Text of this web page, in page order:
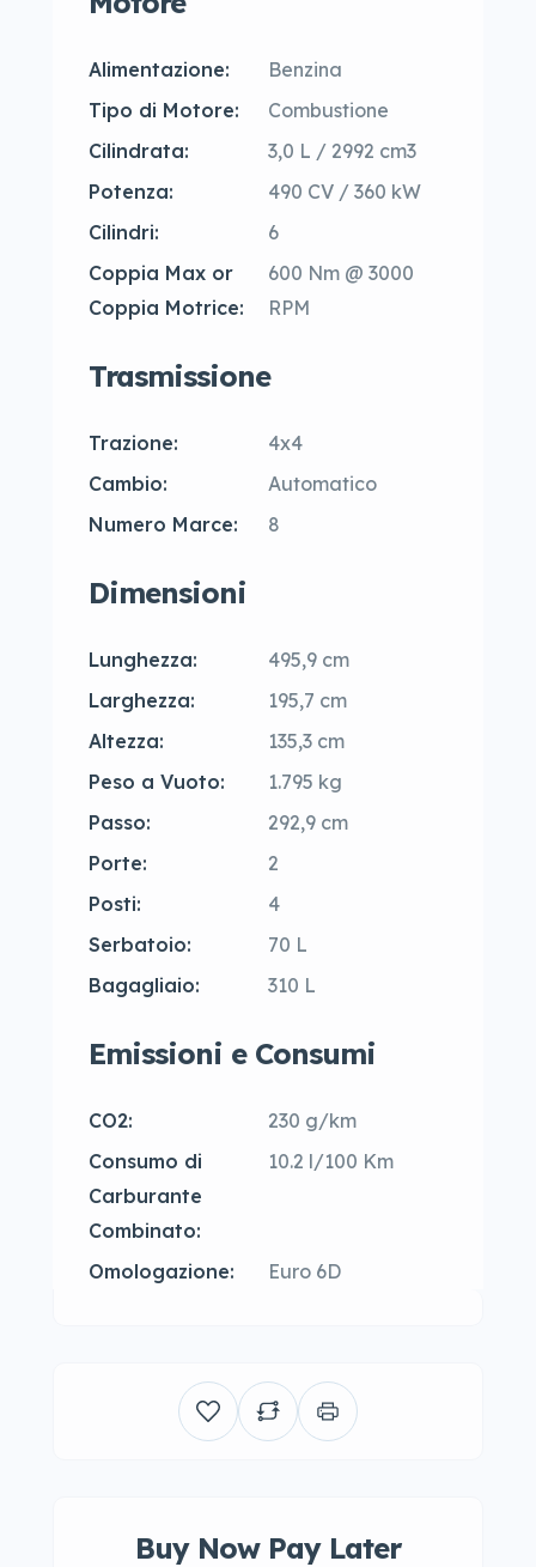
Alimentazione:
Benzina
Tipo di Motore:
Combustione
Cilindrata:
3,0 L / 2992 cm3
Potenza:
490 CV / 360 kW
Cilindri:
6
Coppia Max or
Coppia Motrice:
600 Nm @ 3000
RPM
Trasmissione
Trazione:
4x4
Cambio:
Automatico
Numero Marce:
8
Dimensioni
Lunghezza:
495,9 cm
Larghezza:
195,7 cm
Altezza:
135,3 cm
Peso a Vuoto:
1.795 kg
Passo:
292,9 cm
Porte:
2
Posti:
4
Serbatoio:
70 L
Bagagliaio:
310 L
Emissioni e Consumi
CO2:
230 g/km
Consumo di
Carburante
Combinato:
10.2 l/100 Km
Omologazione: Euro 6D
Buy Now Pay Later